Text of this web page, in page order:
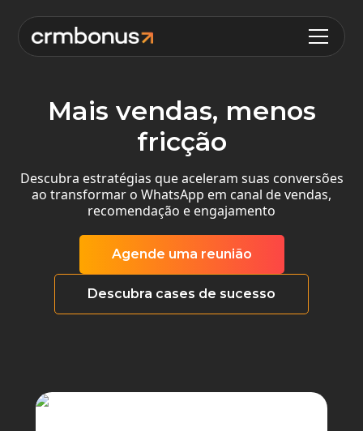
Mais vendas, menos
fricção
Descubra estratégias que aceleram suas conversões
ao transformar o WhatsApp em canal de vendas,
recomendação e engajamento
Agende uma reunião
Descubra cases de sucesso